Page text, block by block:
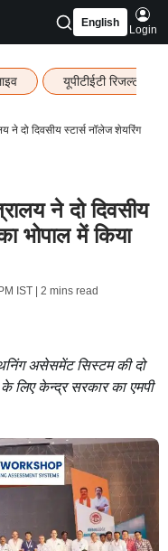
English
Login
यूपीटीईटी रिजल्ट
ने दो दिवसीय स्टार्स नॉलेज शेयरिंग
ने दो दिवसीय
भोपाल में किया
IST| 2 mins read
असेसमेंट सिस्टम की दो
लिए केन्द्र सरकार का एमपी